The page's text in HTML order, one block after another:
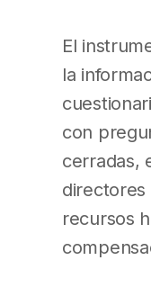
El
la
con
cerradas,
recursos